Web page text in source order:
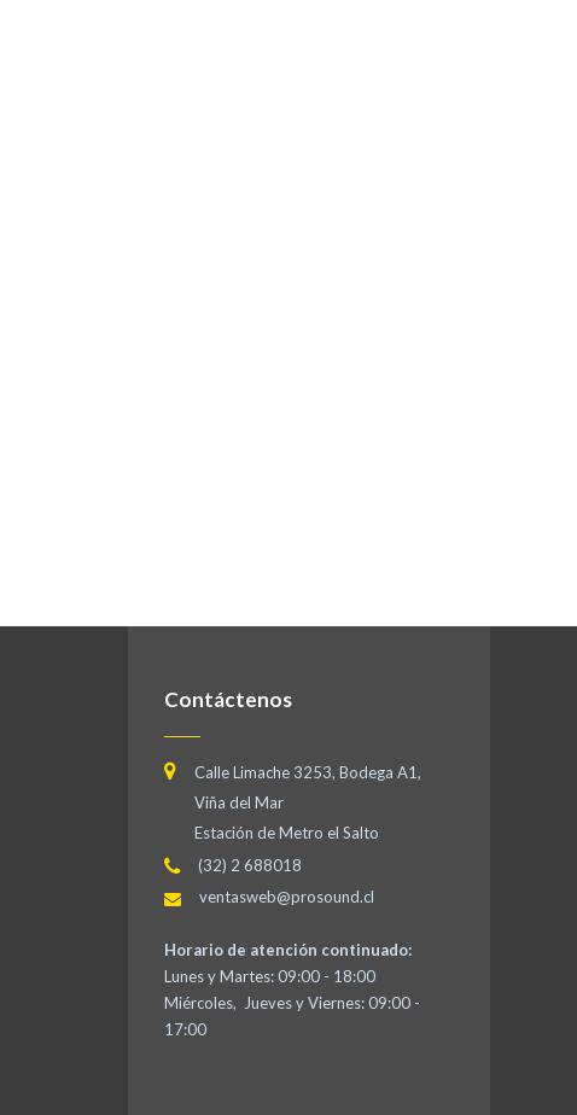
Contáctenos
Calle Limache 3253, Bodega A1,
Viña del Mar
Estación de Metro el Salto
(32) 2 688018
ventasweb@prosound.cl
Horario de atención continuado:
Lunes y Martes: 09:00 - 18:00
Miércoles, Jueves y Viernes: 09:00 -
17:00